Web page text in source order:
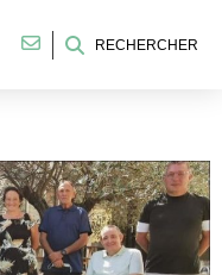
RECHERCHER